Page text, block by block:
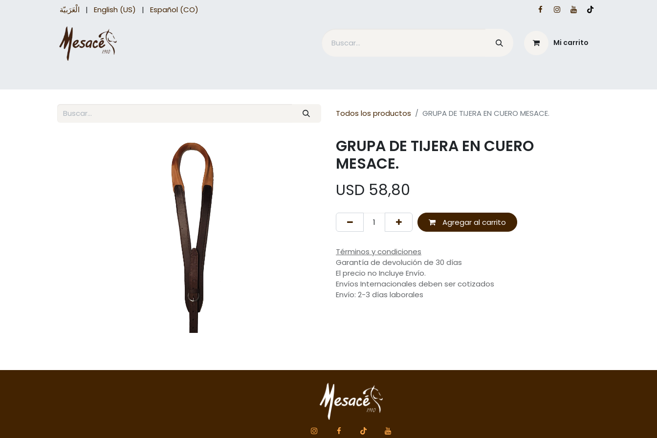
الْعَرَبيّة | English (US) | Español (CO)
Mi carrito
Todos los productos GRUPA DE TIJERA EN CUERO MESACE.
GRUPA DE TIJERA EN CUERO
MESACE.
USD 58,80
Agregar al carrito
Términos y condiciones
Garantía de devolución de 30 días
El precio no Incluye Envío.
Envíos Internacionales deben ser cotizados
Envío: 2-3 días laborales